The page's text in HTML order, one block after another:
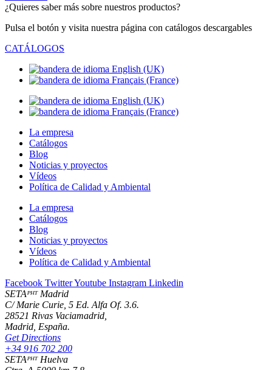
¿Quieres saber más sobre nuestros productos?
Pulsa el botón y visita nuestra página con catálogos descargables
CATÁLOGOS
La empresa
Catálogos
Blog
Noticias y proyectos
Vídeos
Política de Calidad y Ambiental
La empresa
Catálogos
Blog
Noticias y proyectos
Vídeos
Política de Calidad y Ambiental
Facebook TwitterYoutube Instagram Linkedin
SETAᴾᴴᵀ Madrid
C/ Marie Curie, 5 Ed. Alfa Of. 3.6.
28521 Rivas Vaciamadrid,
Madrid, España.
Get Directions
+34 916 702 200
SETAᴾᴴᵀ Huelva